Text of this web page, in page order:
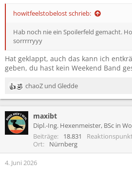
howitfeelstobelost schrieb:
Hab noch nie ein Spoilerfeld gemacht.
sorrrrryyy
Hat geklappt, auch das kann ich
geben, du hast kein Weekend Band
R
e
k
t
i
n
chaoZ und Gledde
maxibt
Dipl.-Ing. Hexenmeister, BSc in
Beiträge 18.831
Ort
Nürnberg
4. Juni 2026